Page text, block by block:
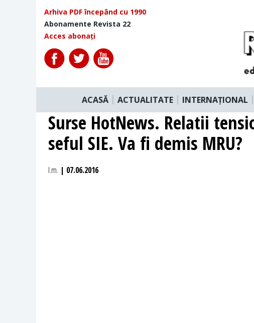
Arhiva PDF începând cu 1990
Abonamente Revista 22
Acces abonați
ACASĂ ACTUALITATE INTERNAȚIONAL
Surse HotNews. Relatii
seful SIE. Va fi demis MRU?
I.m. | 07.06.2016